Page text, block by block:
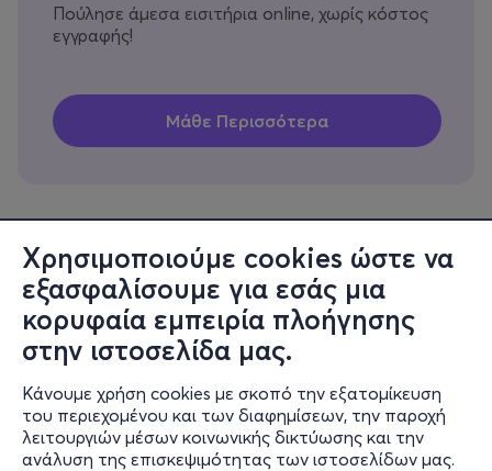
Χρησιμοποιούμε cookies ώστε να
εξασφαλίσουμε για εσάς μια
κορυφαία εμπειρία πλοήγησης
στην ιστοσελίδα μας.
Κάνουμε χρήση cookies με σκοπό την εξατομίκευση
του περιεχομένου και των διαφημίσεων, την παροχή
λειτουργιών μέσων κοινωνικής δικτύωσης και την
ανάλυση της επισκεψιμότητας των ιστοσελίδων μας.
Πούλησε άμεσα εισιτήρια online, χωρίς κόστος
εγγραφής!
Πληροφορίες
Υποστήριξη
Stay Connected